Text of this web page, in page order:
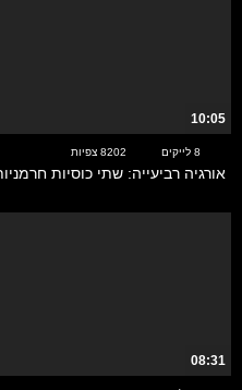
10:05
8 לייקים 8202 צפיות
אורגיה רביעייה: שתי כוסיות
08:31